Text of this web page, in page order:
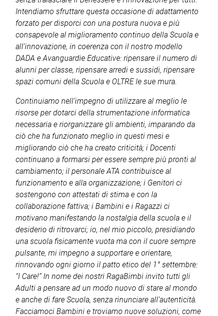
Intendiamo sfruttare questa occasione di adattamento
forzato per disporci con una postura nuova e più
consapevole al miglioramento continuo della Scuola e
all’innovazione, in coerenza con il nostro modello
DADA e Avanguardie Educative: ripensare il numero di
alunni per classe, ripensare arredi e sussidi, ripensare
spazi comuni della Scuola e OLTRE le sue mura.
Continuiamo nell’impegno di utilizzare al meglio le
risorse per dotarci della strumentazione informatica
necessaria e riorganizzare gli ambienti, imparando da
ciò che ha funzionato meglio in questi mesi e
migliorando ciò che ha creato criticità; i Docenti
continuano a formarsi per essere sempre più pronti al
cambiamento; il personale ATA contribuisce al
funzionamento e alla organizzazione; i Genitori ci
sostengono con attestati di stima e con la
collaborazione fattiva; i Bambini e i Ragazzi ci
motivano manifestando la nostalgia della scuola e il
desiderio di ritrovarci; io, nel mio piccolo, presidiando
una scuola fisicamente vuota ma con il cuore sempre
pulsante, mi impegno a supportare e orientare,
rinnovando ogni giorno il patto etico del 1° settembre:
“I Care!” In nome dei nostri RagaBimbi invito tutti gli
Adulti a pensare ad un modo nuovo di stare al mondo
e anche di fare Scuola, senza rinunciare all’autenticità.
Facciamoci Bambini e troviamo nuove soluzioni, come